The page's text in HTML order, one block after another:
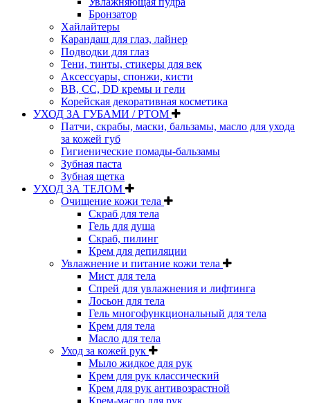
Бронзатор
Хайлайтеры
Карандаш для глаз, лайнер
Подводки для глаз
Тени, тинты, стикеры для век
Аксессуары, спонжи, кисти
BB, CC, DD кремы и гели
Корейская декоративная косметика
УХОД ЗА ГУБАМИ / РТОМ
Патчи, скрабы, маски, бальзамы, масло для ухода
за кожей губ
Гигиенические помады-бальзамы
Зубная паста
Зубная щетка
УХОД ЗА ТЕЛОМ
Очищение кожи тела
Скраб для тела
Гель для душа
Скраб, пилинг
Крем для депиляции
Увлажнение и питание кожи тела
Мист для тела
Спрей для увлажнения и лифтинга
Лосьон для тела
Гель многофункциональный для тела
Крем для тела
Масло для тела
Уход за кожей рук
Мыло жидкое для рук
Крем для рук классический
Крем для рук антивозрастной
Крем-масло для рук